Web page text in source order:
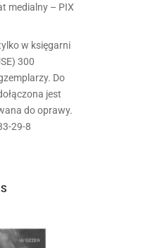
medialny – PIX
w księgarni
300
Do
jest
do oprawy.
29-8